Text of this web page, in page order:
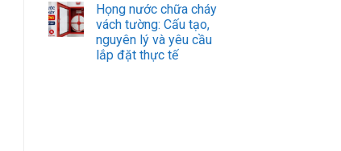
Họng nước chữa cháy
vách tường: Cấu tạo,
nguyên lý và yêu cầu
lắp đặt thực tế